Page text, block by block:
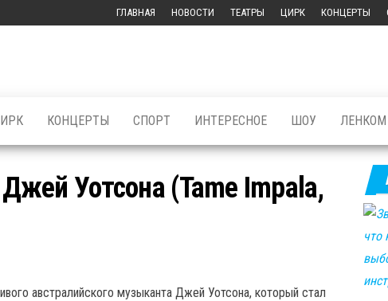
ГЛАВНАЯ НОВОСТИ ТЕАТРЫ ЦИРК КОНЦЕРТЫ
КОНЦЕРТЫ СПОРТ ИНТЕРЕСНОЕ ШОУ ЛЕНКОМ
Уотсона (Tame Impala,
австралийского музыканта Джей Уотсона, который стал